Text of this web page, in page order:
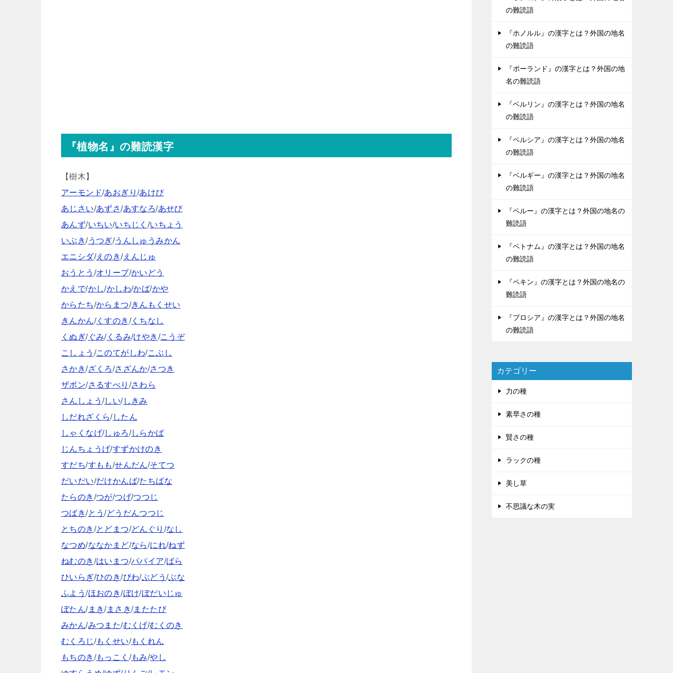
『植物名』の難読漢字
【樹木】
アーモンド/あおぎり/あけび
あじさい/あずさ/あすなろ/あせび
あんず/いちい/いちじく /いちょう
いぶき/うつぎ/うんしゅうみかん
エニシダ/えのき/えんじゅ
おうとう /オリーブ/かいどう
かえで/かし/かしわ/かば/かや
からたち/からまつ/きんもくせい
きんかん/くすのき /くちなし
くぬぎ/ぐみ/くるみ/けやき /こうぞ
こしょう /このてがしわ/こぶし
さかき/ざくろ/さざんか/さつき
ザボン/さるすべり /さわら
さんしょう /しい/しきみ
しだれざくら/したん
しゃくなげ/しゅろ/しらかば
じんちょうげ/すずかけのき
すだち/すもも/せんだん/そてつ
だいだい/だけかんば/たちばな
たらのき /つが/つげ/つつじ
つばき/とう/どうだんつつじ
とちのき /とどまつ/どんぐり /なし
なつめ/ななかまど/なら/にれ/ねず
ねむのき /はいまつ/パパイア/ばら
ひいらぎ/ひのき/びわ/ぶどう/ぶな
ふよう/ほおのき/ぼけ/ぼだいじゅ
ぼたん/まき/まさき/またたび
みかん/みつまた/むくげ/むくのき
むくろじ/もくせい/もくれん
もちのき /もっこく /もみ/やし
の難読語
『ホノルル』の漢字とは？外国の地名
の難読語
『ポーランド』の漢字とは？外国の地
名の難読語
『ベルリン』の漢字とは？外国の地名
の難読語
『ペルシア』の漢字とは？外国の地名
の難読語
『ベルギー』の漢字とは？外国の地名
の難読語
『ペルー』の漢字とは？外国の地名の
難読語
『ベトナム』の漢字とは？外国の地名
の難読語
『ペキン』の漢字とは？外国の地名の
難読語
『プロシア』の漢字とは？外国の地名
の難読語
カテゴリー
力の種
素早さの種
賢さの種
ラックの種
美し草
不思議な木の実